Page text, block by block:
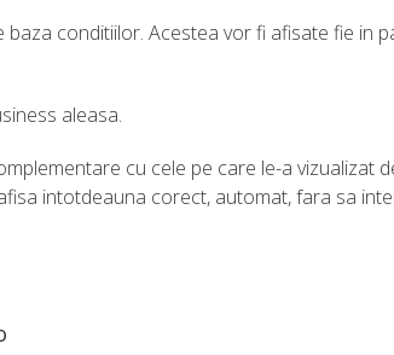
conditiilor. Acestea vor fi afisate fie in
aleasa.
cu cele pe care le-a vizualizat
intotdeauna corect, automat, fara sa